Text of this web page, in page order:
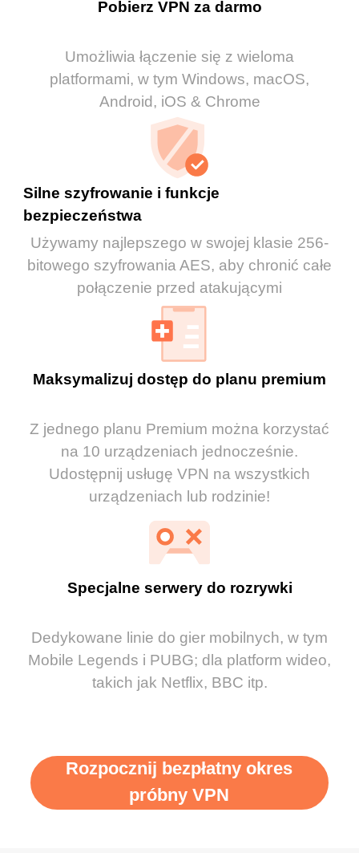
Pobierz VPN za darmo
Umożliwia łączenie się z wieloma
platformami, w tym Windows, macOS,
Android, iOS & Chrome
Silne szyfrowanie i funkcje
bezpieczeństwa
Używamy najlepszego w swojej klasie 256-
bitowego szyfrowania AES, aby chronić całe
połączenie przed atakującymi
Maksymalizuj dostęp do planu premium
Z jednego planu Premium można korzystać
na 10 urządzeniach jednocześnie.
Udostępnij usługę VPN na wszystkich
urządzeniach lub rodzinie!
Specjalne serwery do rozrywki
Dedykowane linie do gier mobilnych, w tym
Mobile Legends i PUBG; dla platform wideo,
takich jak Netflix, BBC itp.
Rozpocznij bezpłatny okres
próbny VPN